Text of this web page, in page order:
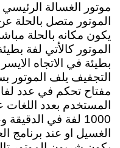
موتور الغسالة
الموتور متصل بالحلة
يكون مكانه بالحلة
الموتور كالأتي لفة
بطيئة في الاتجاه
التجفيف يلف الموتور
مفتاح تحكم في عدد
1000 لفة في
الغسيل او عند برنامج